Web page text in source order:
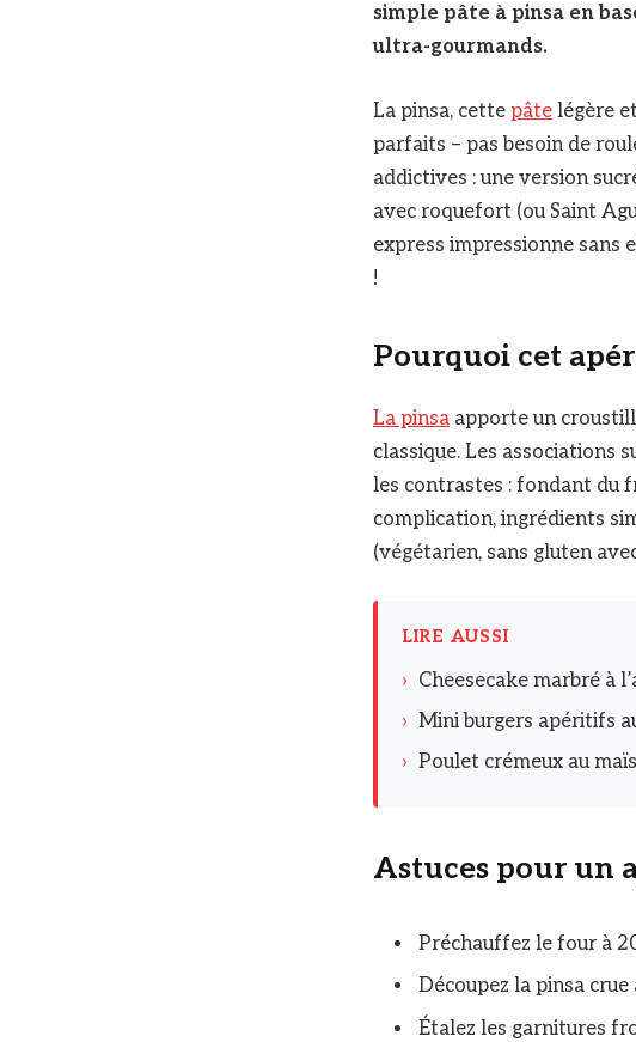
simple pâte à pinsa en
ultra-gourmands.
La pinsa, cette pâte légère
parfaits – pas besoin de
addictives : une version
avec roquefort (ou Saint
express impressionne
!
Pourquoi cet
La pinsa apporte un
classique. Les associations
les contrastes : fondant du
complication, ingrédients
(végétarien, sans gluten
LIRE AUSSI
› Cheesecake marbré à
› Mini burgers apéritifs
› Poulet crémeux au
Astuces pour un
Préchauffez le four à
Découpez la pinsa
Étalez les garnitures